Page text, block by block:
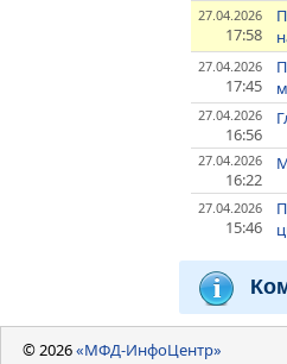
27.04.2026
17:58
27.04.2026
17:45
27.04.2026
16:56
27.04.2026
16:22
27.04.2026
15:46
© 2026«МФД-ИнфоЦентр»